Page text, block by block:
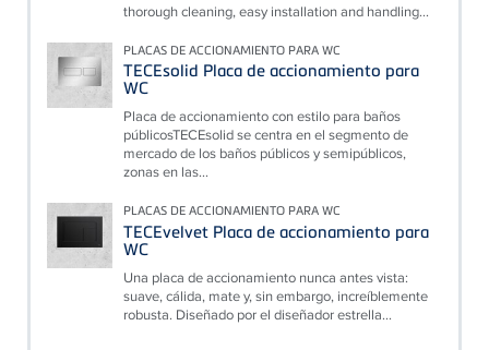
thorough cleaning, easy installation and handling...
PLACAS DE ACCIONAMIENTO PARA WC
TECEsolid Placa de accionamiento para
WC
Placa de accionamiento con estilo para baños
públicosTECEsolid se centra en el segmento de
mercado de los baños públicos y semipúblicos,
zonas en las...
PLACAS DE ACCIONAMIENTO PARA WC
TECEvelvet Placa de accionamiento para
WC
Una placa de accionamiento nunca antes vista:
suave, cálida, mate y, sin embargo, increíblemente
robusta. Diseñado por el diseñador estrella...